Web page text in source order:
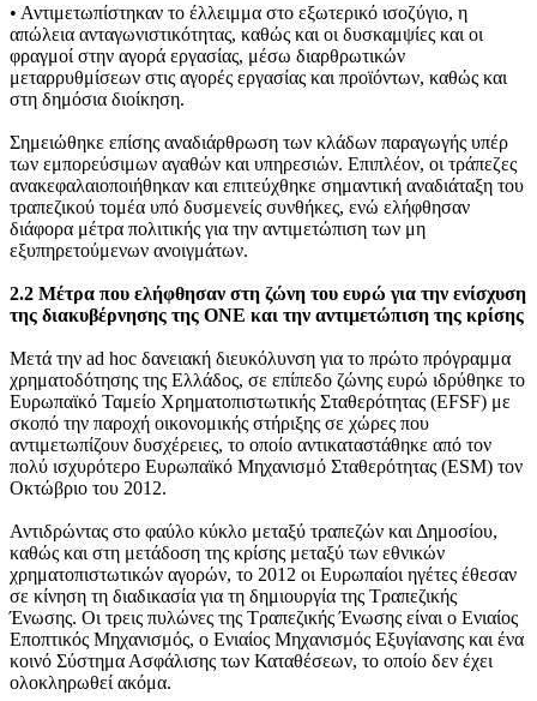
• Αντιμετωπίστηκαν το έλλειμμα στο εξωτερικό ισοζύγιο, η
απώλεια ανταγωνιστικότητας, καθώς και οι δυσκαμψίες και οι
φραγμοί στην αγορά εργασίας, μέσω διαρθρωτικών
μεταρρυθμίσεων στις αγορές εργασίας και προϊόντων, καθώς και
στη δημόσια διοίκηση.
Σημειώθηκε επίσης αναδιάρθρωση των κλάδων παραγωγής υπέρ
των εμπορεύσιμων αγαθών και υπηρεσιών. Επιπλέον, οι τράπεζες
ανακεφαλαιοποιήθηκαν και επιτεύχθηκε σημαντική αναδιάταξη του
τραπεζικού τομέα υπό δυσμενείς συνθήκες, ενώ ελήφθησαν
διάφορα μέτρα πολιτικής για την αντιμετώπιση των μη
εξυπηρετούμενων ανοιγμάτων.
2.2 Μέτρα που ελήφθησαν στη ζώνη του ευρώ για την ενίσχυση
της διακυβέρνησης της ΟΝΕ και την αντιμετώπιση της κρίσης
Μετά την ad hoc δανειακή διευκόλυνση για το πρώτο πρόγραμμα
χρηματοδότησης της Ελλάδος, σε επίπεδο ζώνης ευρώ ιδρύθηκε το
Ευρωπαϊκό Ταμείο Χρηματοπιστωτικής Σταθερότητας (EFSF) με
σκοπό την παροχή οικονομικής στήριξης σε χώρες που
αντιμετωπίζουν δυσχέρειες, το οποίο αντικαταστάθηκε από τον
πολύ ισχυρότερο Ευρωπαϊκό Μηχανισμό Σταθερότητας (ESM) τον
Οκτώβριο του 2012.
Αντιδρώντας στο φαύλο κύκλο μεταξύ τραπεζών και Δημοσίου,
καθώς και στη μετάδοση της κρίσης μεταξύ των εθνικών
χρηματοπιστωτικών αγορών, το 2012 οι Ευρωπαίοι ηγέτες έθεσαν
σε κίνηση τη διαδικασία για τη δημιουργία της Τραπεζικής
Ένωσης. Οι τρεις πυλώνες της Τραπεζικής Ένωσης είναι ο Ενιαίος
Εποπτικός Μηχανισμός, ο Ενιαίος Μηχανισμός Εξυγίανσης και ένα
κοινό Σύστημα Ασφάλισης των Καταθέσεων, το οποίο δεν έχει
ολοκληρωθεί ακόμα.